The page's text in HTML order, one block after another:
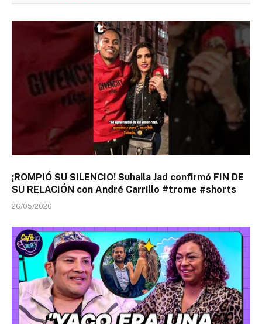
¡ROMPIÓ SU SILENCIO! Suhaila Jad confirmó FIN DE
SU RELACIÓN con André Carrillo #trome #shorts
26/05/2026